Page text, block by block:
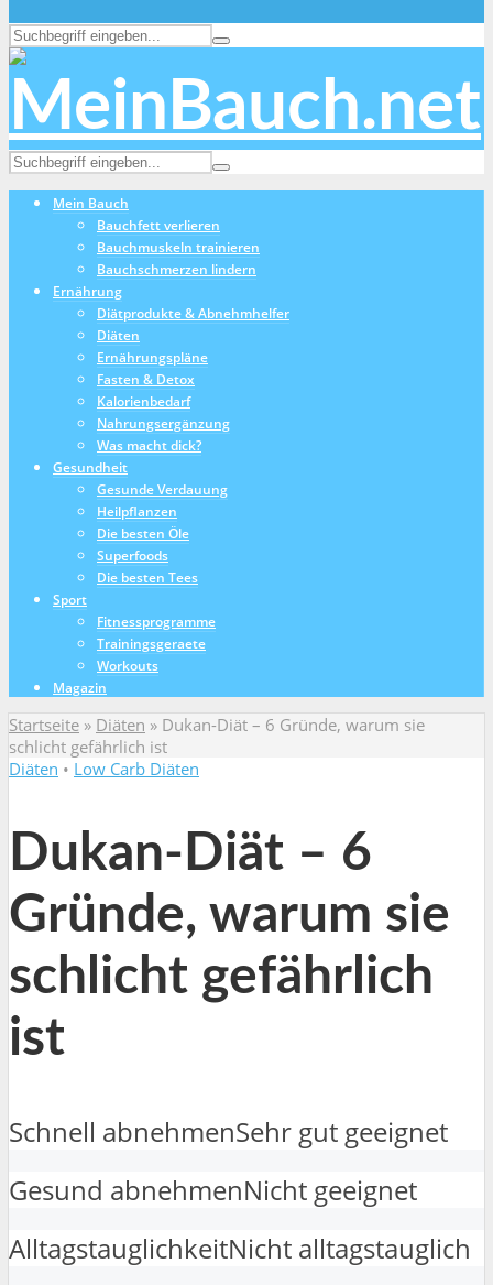
Mein Bauch
Bauchfett verlieren
Bauchmuskeln trainieren
Bauchschmerzen lindern
Ernährung
Diätprodukte & Abnehmhelfer
Diäten
Ernährungspläne
Fasten & Detox
Kalorienbedarf
Nahrungsergänzung
Was macht dick?
Gesundheit
Gesunde Verdauung
Heilpflanzen
Die besten Öle
Superfoods
Die besten Tees
Sport
Fitnessprogramme
Trainingsgeraete
Workouts
Magazin
Startseite » Diäten » Dukan-Diät – 6 Gründe, warum sie
schlicht gefährlich ist
Diäten • Low Carb Diäten
Dukan-Diät – 6
Gründe, warum sie
schlicht gefährlich
ist
Schnell abnehmenSehr gut geeignet
Gesund abnehmenNicht geeignet
AlltagstauglichkeitNicht alltagstauglich